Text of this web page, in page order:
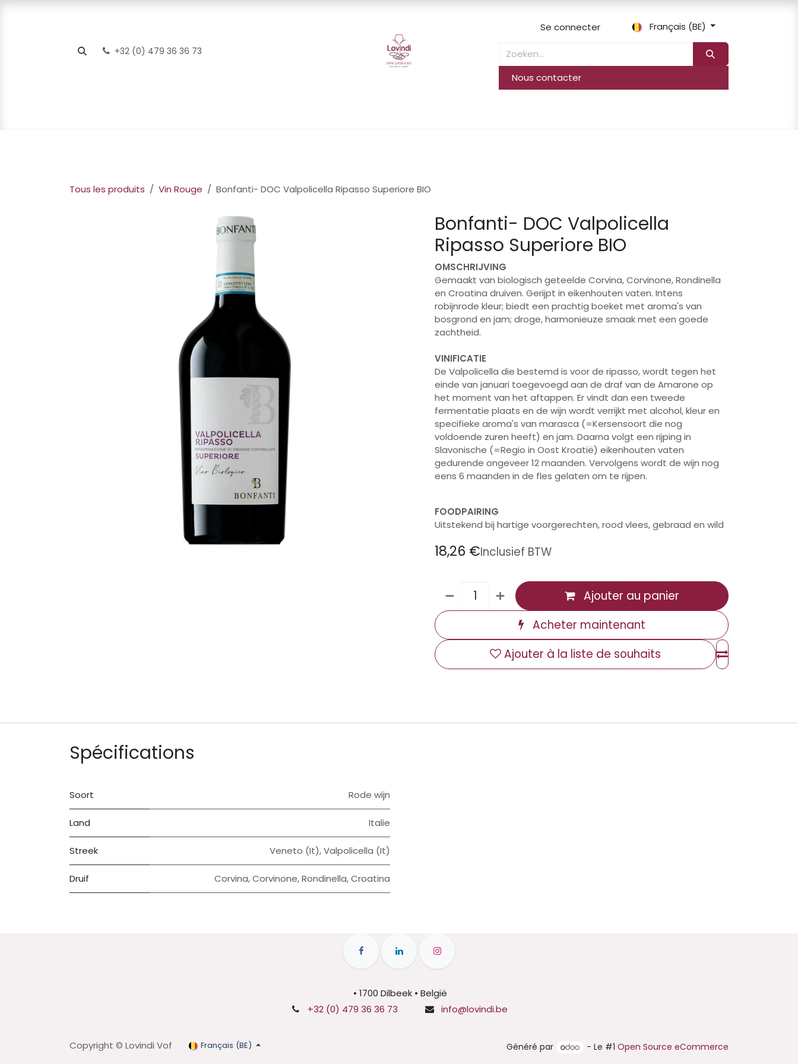
+32 (0) 479 36 36 73
Se connecter Français (BE)
Nous contacter
Tous les produits Vin Rouge Bonfanti- DOC Valpolicella Ripasso Superiore BIO
Bonfanti- DOC Valpolicella
Ripasso Superiore BIO
OMSCHRIJVING
Gemaakt van biologisch geteelde Corvina, Corvinone, Rondinella
en Croatina druiven. Gerijpt in eikenhouten vaten. Intens
robijnrode kleur; biedt een prachtig boeket met aroma's van
bosgrond en jam; droge, harmonieuze smaak met een goede
zachtheid.
VINIFICATIE
De Valpolicella die bestemd is voor de ripasso, wordt tegen het
einde van januari toegevoegd aan de draf van de Amarone op
het moment van het aftappen. Er vindt dan een tweede
fermentatie plaats en de wijn wordt verrijkt met alcohol, kleur en
specifieke aroma's van marasca (=Kersensoort die nog
voldoende zuren heeft) en jam. Daarna volgt een rijping in
Slavonische (=Regio in Oost Kroatië) eikenhouten vaten
gedurende ongeveer 12 maanden. Vervolgens wordt de wijn nog
eens 6 maanden in de fles gelaten om te rijpen.
FOODPAIRING
Uitstekend bij hartige voorgerechten, rood vlees, gebraad en wild
18,26 €Inclusief BTW
Ajouter au panier
Acheter maintenant
Ajouter à la liste de souhaits
Spécifications
Soort Rode wijn
Land Italie
Streek Veneto (It),Valpolicella (It)
Druif Corvina,Corvinone,Rondinella,Croatina
• 1700 Dilbeek • België
+32 (0) 479 36 36 73
info@lovindi.be
Copyright © Lovindi Vof Français (BE) Généré par - Le #1 Open Source eCommerce